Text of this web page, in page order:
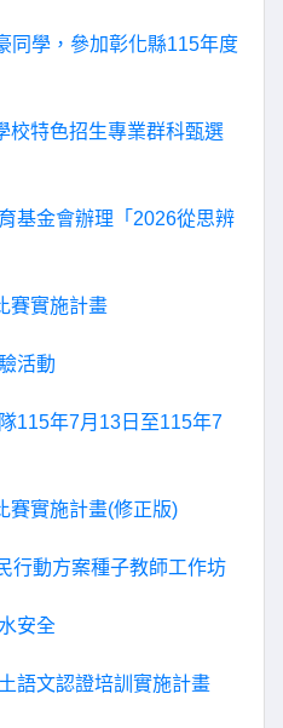
同學，參加彰化縣115年度
校特色招生專業群科甄選
基金會辦理「2026從思辨
賽實施計畫
活動
115年7月13日至115年7
賽實施計畫(修正版)
行動方案種子教師工作坊
安全
語文認證培訓實施計畫